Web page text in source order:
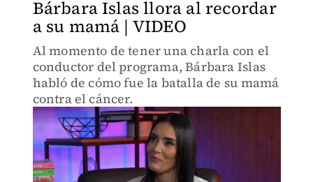
Bárbara Islas llora al recordar
a su mamá | VIDEO
Al momento de tener una charla con el
conductor del programa, Bárbara Islas
habló de cómo fue la batalla de su mamá
contra el cáncer.